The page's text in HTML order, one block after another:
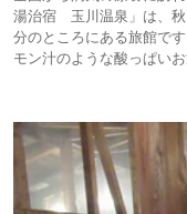
湯治宿 玉川温泉」は、秋
分のところにある旅館で
モン汁のような酸っぱいお